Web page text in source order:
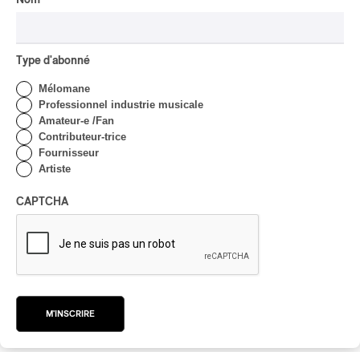
Tout le contenu 360
Type d'abonné
Mélomane
Professionnel industrie musicale
Amateur-e /Fan
Contributeur-trice
Fournisseur
Artiste
CAPTCHA
M'INSCRIRE